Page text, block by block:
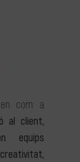
com a
al client,
equips